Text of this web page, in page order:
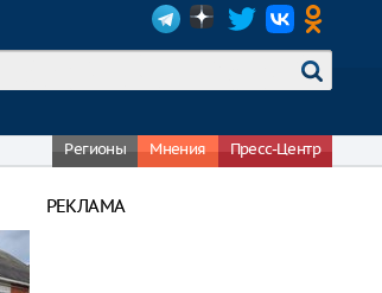
Регионы Мнения Пресс-Центр
РЕКЛАМА